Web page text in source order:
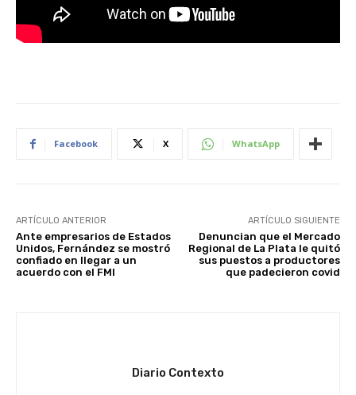
Facebook X WhatsApp
ARTÍCULO ANTERIOR
Ante empresarios de Estados
Unidos, Fernández se mostró
confiado en llegar a un
acuerdo con el FMI
ARTÍCULO SIGUIENTE
Denuncian que el Mercado
Regional de La Plata le quitó
sus puestos a productores
que padecieron covid
Diario Contexto